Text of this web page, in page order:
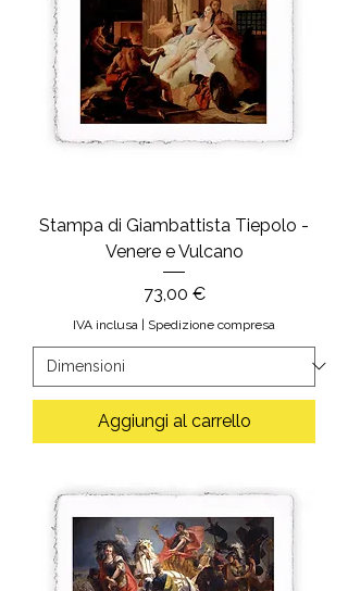
Stampa di Giambattista Tiepolo -
Venere e Vulcano
Prezzo
73,00 €
IVA inclusa | Spedizione compresa
Aggiungi al carrello